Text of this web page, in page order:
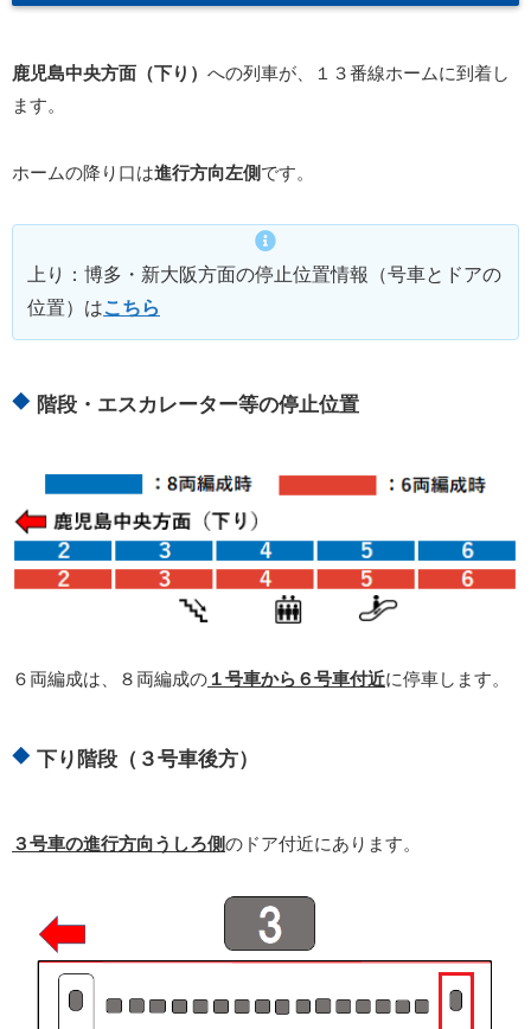
鹿児島中央方面（下り） への列車が、１３番線ホームに到着し
ます。
ホームの降り口は進行方向左側です。
上り：博多・新大阪方面の停止位置情報（号車とドアの
位置）はこちら
階段・エスカレーター等の停止位置
６両編成は、８両編成の １号車から６号車付近に停車します。
下り階段（３号車後方）
３号車の進行方向うしろ側のドア付近にあります。